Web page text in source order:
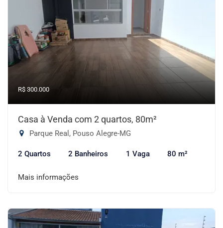
R$ 300.000
Casa à Venda com 2 quartos, 80m²
Parque Real, Pouso Alegre-MG
2 Quartos 2 Banheiros 1 Vaga 80 m²
Mais informações